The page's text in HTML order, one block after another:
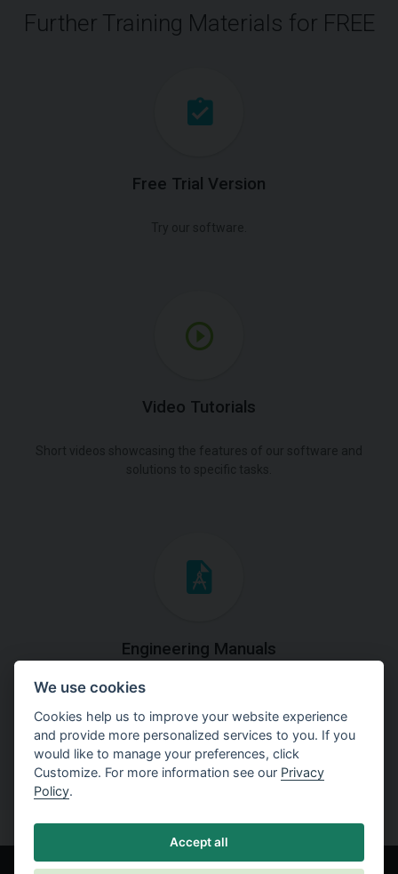
Further Training Materials for FREE
Free Trial Version
Video Tutorials
Engineering Manuals
Step by steps guides on how
to solve a specific tasks.
We use cookies
Cookies help us to improve your website experience
and provide more personalized services to you. If you
would like to manage your preferences, click
Customize. For more information see our Privacy
Policy.
Accept all